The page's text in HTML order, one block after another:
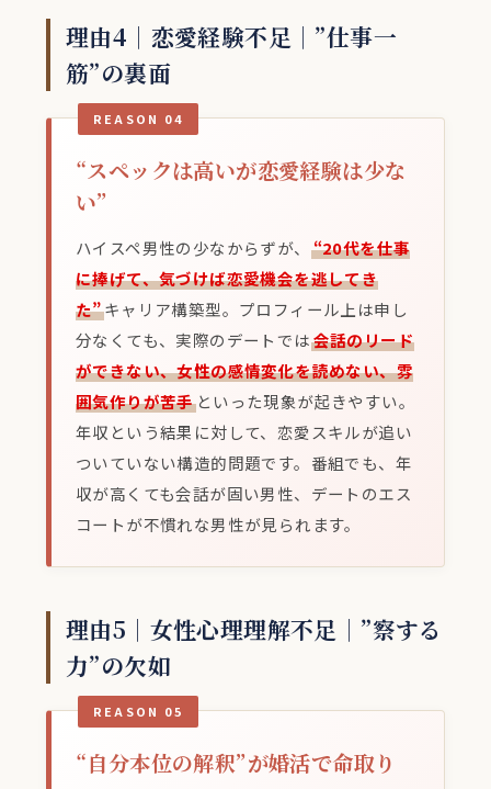
理由4｜恋愛経験不足｜”仕事一
筋”の裏面
REASON 04
“スペックは高いが恋愛経験は少な
い”
ハイスペ男性の少なからずが、 “20代を仕事
に捧げて、気づけば恋愛機会を逃してき
た”キャリア構築型。プロフィール上は申し
分なくても、実際のデートでは会話のリード
ができない、女性の感情変化を読めない、雰
囲気作りが苦手といった現象が起きやすい。
年収という結果に対して、恋愛スキルが追い
ついていない構造的問題です。番組でも、年
収が高くても会話が固い男性、デートのエス
コートが不慣れな男性が見られます。
理由5｜女性心理理解不足｜”察する
力”の欠如
REASON 05
“自分本位の解釈”が婚活で命取り